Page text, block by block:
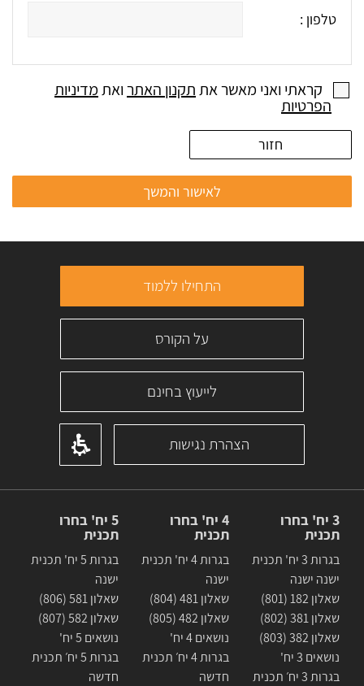
טלפון :
קראתי ואני מאשר אתתקנון האתרואתמדיניות
הפרטיות
חזור
התחילו ללמוד
על הקורס
לייעוץ בחינם
הצהרת נגישות
3 יח' בחרו
תכנית
בגרות 3 יח' תכנית
ישנה ישנה
שאלון 182 (801)
שאלון 381 (802)
שאלון 382 (803)
נושאים 3 יח'
בגרות 3 יח׳ תכנית
4 יח' בחרו
תכנית
בגרות 4 יח' תכנית
ישנה
שאלון 481 (804)
שאלון 482 (805)
נושאים 4 יח'
בגרות 4 יח׳ תכנית
חדשה
5 יח' בחרו
תכנית
בגרות 5 יח' תכנית
ישנה
שאלון 581 (806)
שאלון 582 (807)
נושאים 5 יח'
בגרות 5 יח׳ תכנית
חדשה